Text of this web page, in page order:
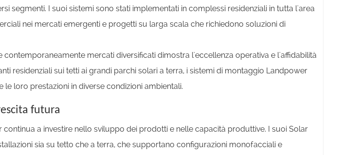
segmenti. I suoi sistemi sono stati implementati in complessi residenziali in tutta l'area
nei mercati emergenti e progetti su larga scala che richiedono soluzioni di
contemporaneamente mercati diversificati dimostra l'eccellenza operativa e l'affidabilità
residenziali sui tetti ai grandi parchi solari a terra, i sistemi di montaggio Landpower
loro prestazioni in diverse condizioni ambientali.
futura
a investire nello sviluppo dei prodotti e nelle capacità produttive. I suoi Solar
sia su tetto che a terra, che supportano configurazioni monofacciali e